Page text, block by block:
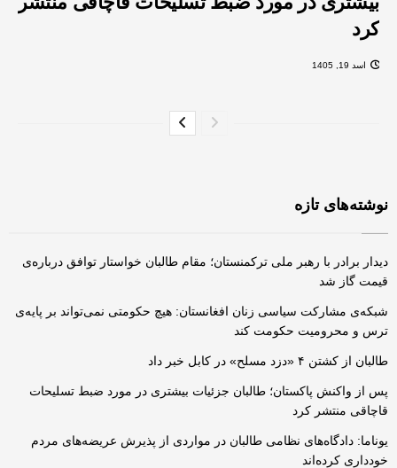
کرد
اسد 19, 1405
نوشته‌های تازه
دیدار برادر با رهبر ملی ترکمنستان؛ مقام طالبان خواستار توافق درباره‌‌ی
قیمت گاز شد
شبکه‌ی مشارکت سیاسی زنان افغانستان: هیچ حکومتی نمی‌تواند بر پایه‌ی
ترس و محرومیت حکومت کند
طالبان از کشتن ۴ «دزد مسلح» در کابل خبر داد
پس از واکنش پاکستان؛ طالبان جزئیات بیشتری در مورد ضبط تسلیحات
قاچاقی منتشر کرد
یوناما: دادگاه‌های نظامی طالبان در مواردی از پذیرش عریضه‌های مردم
خودداری کرده‌اند